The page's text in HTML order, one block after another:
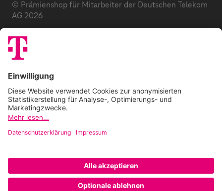
© Prämienshop für Mitarbeiter der Deutschen Telekom
AG 2026
Datenschutz
Impressum
Zuzahlung
E-Codes
FAQ
Barrierefreiheitserklärung